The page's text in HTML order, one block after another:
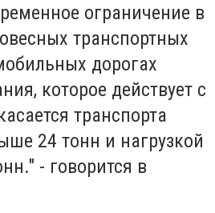
ограничение в
транспортных
дорогах
которое действует с
транспорта
24 тонн и нагрузкой
- говорится в